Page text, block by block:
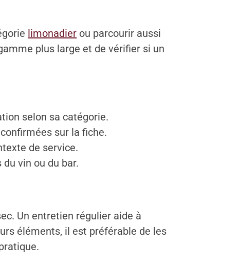
limonadier ou parcourir aussi
plus large et de vérifier si un
selon sa catégorie.
sur la fiche.
de service.
vin ou du bar.
Un entretien régulier aide à
éléments, il est préférable de les